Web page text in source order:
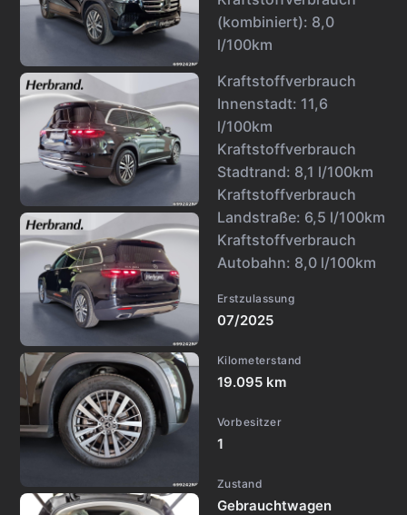
(kombiniert): 8,0
l/100km
Kraftstoffverbrauch
Innenstadt: 11,6
l/100km
Kraftstoffverbrauch
Stadtrand: 8,1 l/100km
Kraftstoffverbrauch
Landstraße: 6,5 l/100km
Kraftstoffverbrauch
Autobahn: 8,0 l/100km
Erstzulassung
07/2025
Kilometerstand
19.095 km
Vorbesitzer
1
Zustand
Gebrauchtwagen